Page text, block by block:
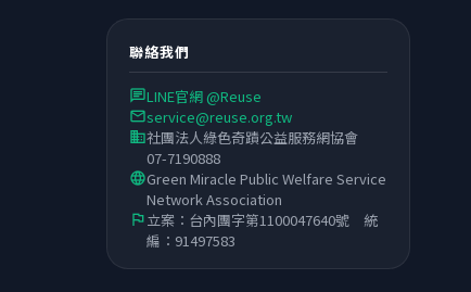
聯絡我們
chatLINE官網 @Reuse
emailservice@reuse.org.tw
business社團法人綠色奇蹟公益服務網協會
07-7190888
languageGreen Miracle Public Welfare Service
Network Association
flag立案：台內團字第1100047640號 統
編：91497583